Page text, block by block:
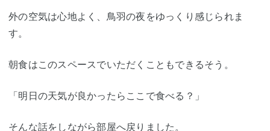
外の空気は心地よく、鳥羽の夜をゆっくり感じられま
す。
朝食はこのスペースでいただくこともできるそう。
「明日の天気が良かったらここで食べる？」
そんな話をしながら部屋へ戻りました。